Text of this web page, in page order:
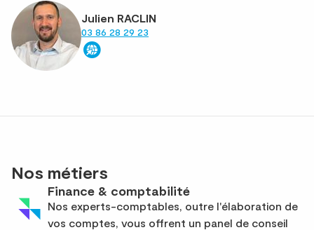
Julien RACLIN
03 86 28 29 23
Nos métiers
Finance & comptabilité
Nos experts-comptables, outre l'élaboration de
vos comptes, vous offrent un panel de conseil